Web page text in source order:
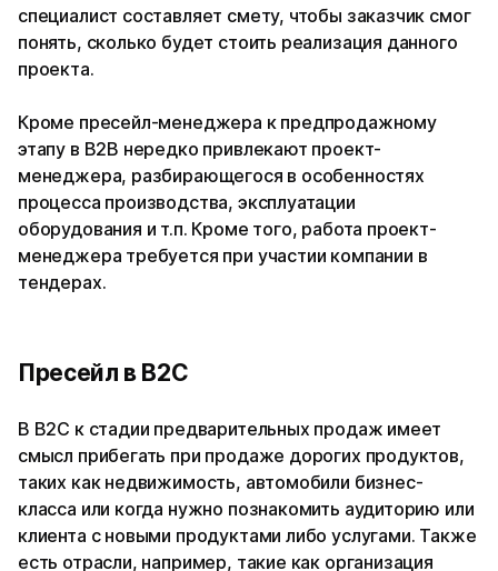
специалист составляет смету, чтобы заказчик смог
понять, сколько будет стоить реализация данного
проекта.
Кроме пресейл-менеджера к предпродажному
этапу в B2B нередко привлекают проект-
менеджера, разбирающегося в особенностях
процесса производства, эксплуатации
оборудования и т.п. Кроме того, работа проект-
менеджера требуется при участии компании в
тендерах.
Пресейл в B2C
В B2C к стадии предварительных продаж имеет
смысл прибегать при продаже дорогих продуктов,
таких как недвижимость, автомобили бизнес-
класса или когда нужно познакомить аудиторию или
клиента с новыми продуктами либо услугами. Также
есть отрасли, например, такие как организация